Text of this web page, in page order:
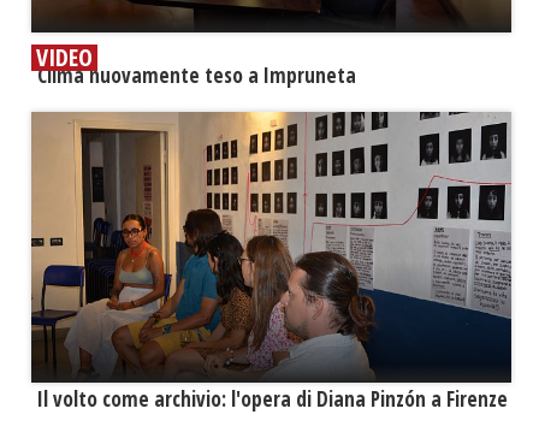
VIDEO
​Clima nuovamente teso a Impruneta
​Il volto come archivio: l'opera di Diana Pinzón a Firenze